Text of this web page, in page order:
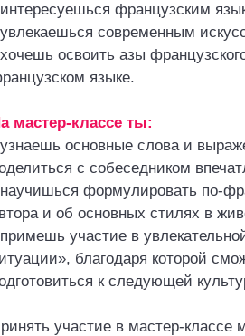
французским
современным
освоить азы
языке.
мастер-классе ты:
основные слова и
с собеседником
формулировать по-
и об основных стилях в
участие в
благодаря которой
к следующей
участие в мастер-